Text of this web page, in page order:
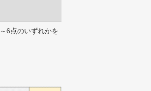
6点のいずれかを